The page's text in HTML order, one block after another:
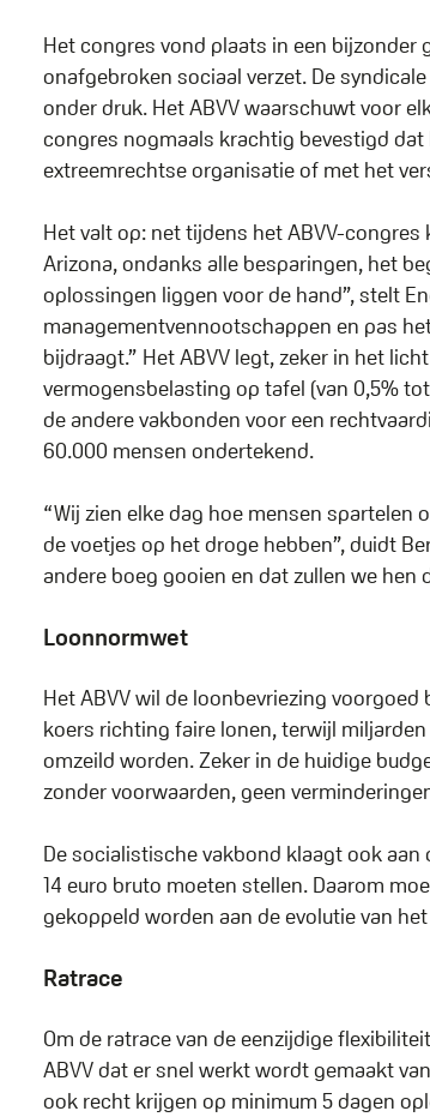
Het congres vond plaats in een
onafgebroken sociaal verzet. De
onder druk. Het ABVV waarschuwt voor
congres nogmaals krachtig bevestigd
extreemrechtse organisatie of met het
Het valt op: net tijdens het ABVV-
Arizona, ondanks alle besparingen, het
oplossingen liggen voor de hand”, stelt
managementvennootschappen en pas
bijdraagt.” Het ABVV legt, zeker in het
vermogensbelasting op tafel (van 0,5%
de andere vakbonden voor een
60.000 mensen ondertekend.
“Wij zien elke dag hoe mensen spartelen
de voetjes op het droge hebben”, duidt
andere boeg gooien en dat zullen we hen
Loonnormwet
Het ABVV wil de loonbevriezing
koers richting faire lonen, terwijl
omzeild worden. Zeker in de huidige
zonder voorwaarden, geen
De socialistische vakbond klaagt ook
14 euro bruto moeten stellen. Daarom
gekoppeld worden aan de evolutie van
Ratrace
Om de ratrace van de eenzijdige
ABVV dat er snel werkt wordt gemaakt
ook recht krijgen op minimum 5 dagen